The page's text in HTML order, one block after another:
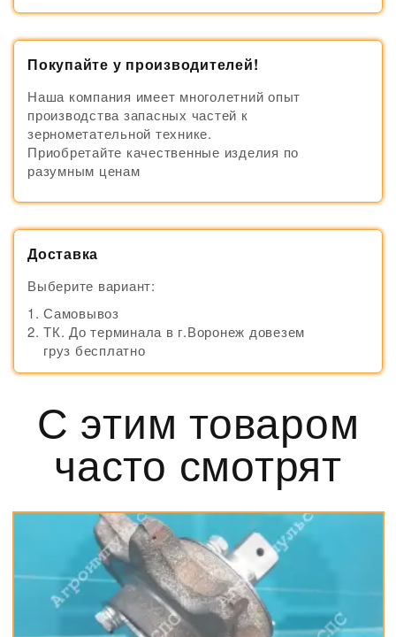
Покупайте у производителей!
Наша компания имеет многолетний опыт
производства запасных частей к
зернометательной технике.
Приобретайте качественные изделия по
разумным ценам
Доставка
Выберите вариант:
Самовывоз
ТК. До терминала в г.Воронеж довезем
груз бесплатно
С этим товаром
часто смотрят